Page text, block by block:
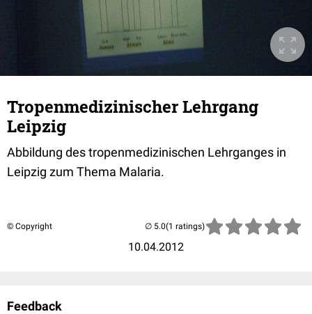
Tropenmedizinischer Lehrgang
Leipzig
Abbildung des tropenmedizinischen Lehrganges in
Leipzig zum Thema Malaria.
© Copyright
10.04.2012
(1 ratings)
Feedback